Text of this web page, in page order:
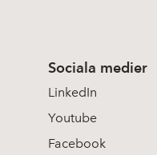
Sociala medier
LinkedIn
Youtube
Facebook